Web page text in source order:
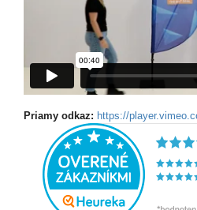
Priamy odkaz: https://